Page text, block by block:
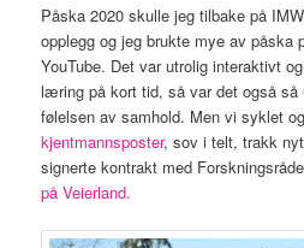
Påska 2020 skulle jeg tilbake på
opplegg og jeg brukte mye av påska
YouTube. Det var utrolig interaktivt
læring på kort tid, så var det også så
følelsen av samhold. Men vi syklet
kjentmannsposter, sov i telt, trakk
signerte kontrakt med
på Veierland.